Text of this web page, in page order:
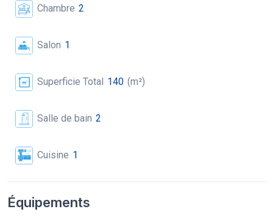
Chambre 2
Salon 1
Superficie Total 140 (m²)
Salle de bain 2
Cuisine 1
Équipements